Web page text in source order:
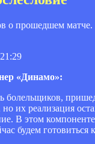
о прошедшем матче.
«Динамо»:
болельщиков,
их реализация
В этом
будем